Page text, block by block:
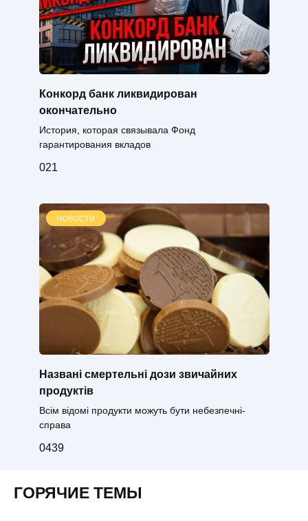
Конкорд банк ликвидирован
окончательно
История, которая связывала Фонд
гарантирования вкладов
021
НОВОСТИ
Названі смертельні дози звичайних
продуктів
Всім відомі продукти можуть бути небезпечні-
справа
0439
ГОРЯЧИЕ ТЕМЫ